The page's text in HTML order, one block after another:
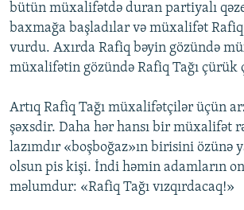
bütün müxalifətdə duran partiyalı
baxmağa başladılar və müxalifət
vurdu. Axırda Rafiq bəyin gözündə
müxalifətin gözündə Rafiq Tağı çürük
Artıq Rafiq Tağı müxalifətçilər üçün
şəxsdir. Daha hər hansı bir müxalifət
lazımdır «boşboğaz»ın birisini özünə
olsun pis kişi. İndi həmin adamların
məlumdur: «Rafiq Tağı vızqırdacaq!»